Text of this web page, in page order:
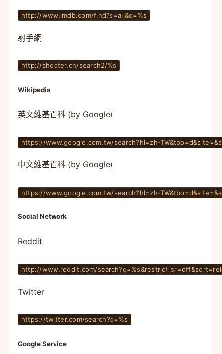
http://www.imdb.com/find?s=all&q=%s
射手網
http://shooter.cn/search2/%s
Wikipedia
英文維基百科 (by Google)
https://www.google.com.tw/search?hl=zh-
中文維基百科 (by Google)
https://www.google.com.tw/search?hl=zh-
Social Network
Reddit
http://www.reddit.com/
Twitter
https://twitter.com/search?q=%s
Google Service